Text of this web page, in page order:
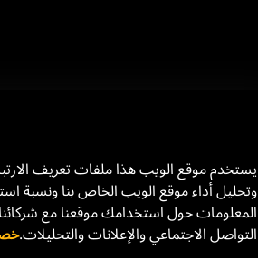
يستخدم موقع الويب هذا ملفات تعريف
وتحليل أداء موقع الويب الخاص بنا ونسبة
المعلومات حول استخدامك موقعنا مع
التواصل الاجتماعي والإعلانات والتحليلات.